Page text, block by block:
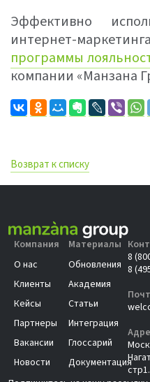
Эффективно
интернет-
программы
компании «Манзана
Возврат к списку
Компания
О нас
Клиенты
Кейсы
Партнеры
Вакансии
Новости
Материалы
Обновления
Академия
Статьи
Интеграция
Глоссарий
Документация
8
8
стр1.